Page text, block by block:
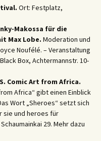
Ort: Festplatz,
Makossa für die
Max Lobe. Moderation und
Noufélé. – Veranstaltung
Box, Achtermannstr. 10-
Comic Art from Africa.
Africa“ gibt einen Einblick
Wort „Sheroes“ setzt sich
sie und heroes für
29. Mehr dazu